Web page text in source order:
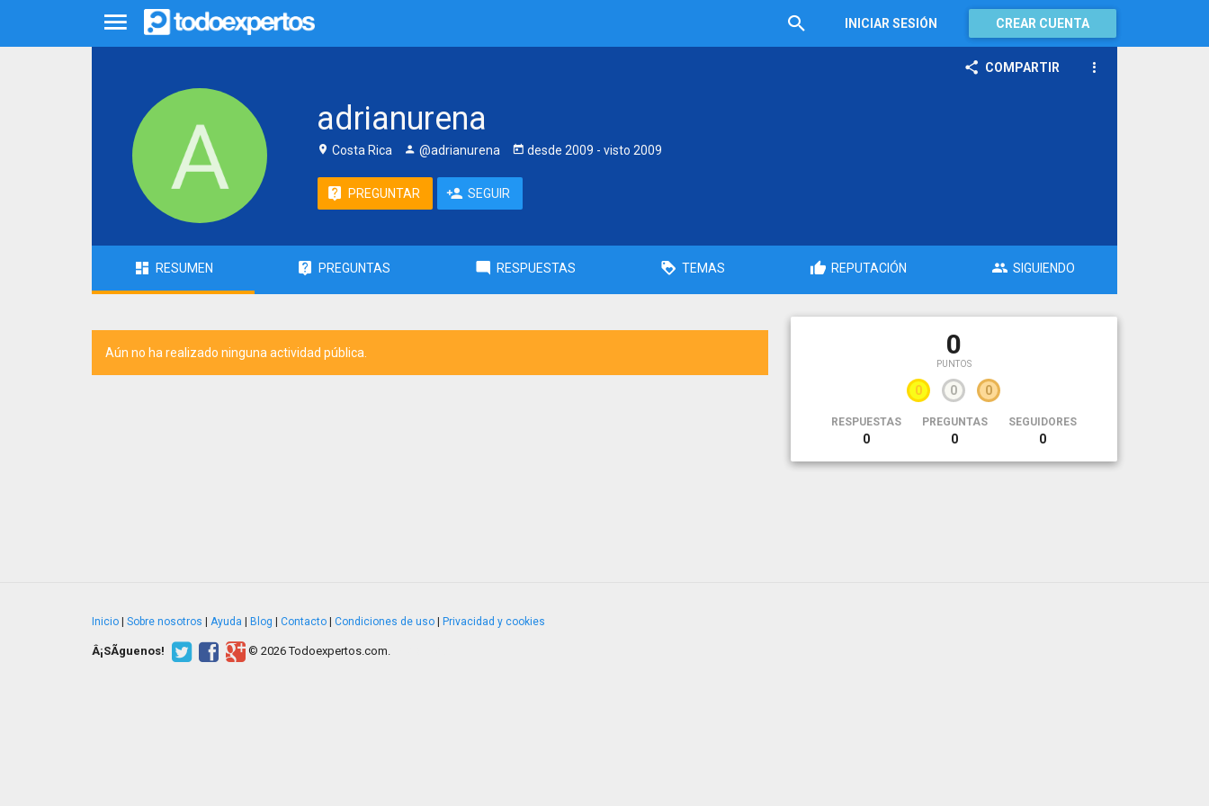
INICIAR SESIÓN CREAR CUENTA
COMPARTIR
adrianurena
Costa Rica @adrianurena desde 2009 - visto 2009
PREGUNTAR SEGUIR
RESUMEN PREGUNTAS RESPUESTAS TEMAS REPUTACIÓN SIGUIENDO
Aún no ha realizado ninguna actividad pública. 0
PUNTOS
0 0 0
RESPUESTAS
0
PREGUNTAS
0
SEGUIDORES
0
Inicio Sobre nosotros Ayuda Blog Contacto Condiciones de uso Privacidad y cookies
Â¡SÃ­guenos! © 2026 Todoexpertos.com.